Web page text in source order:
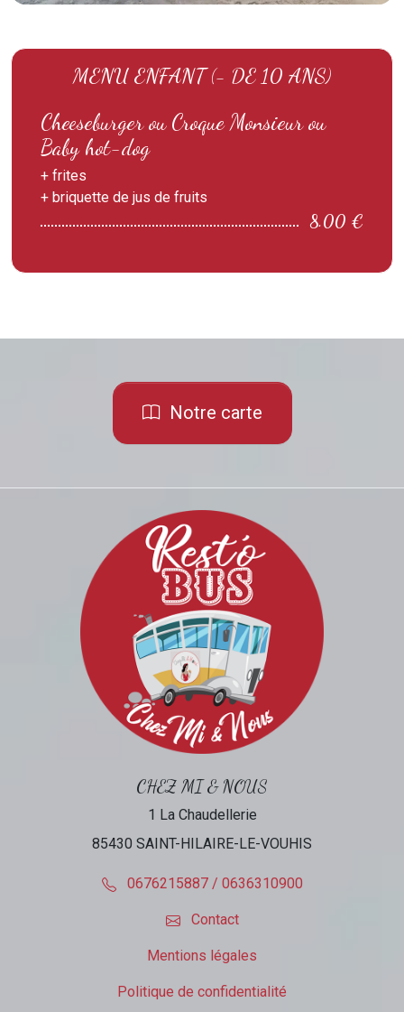
MENU ENFANT (- DE 10 ANS)
Cheeseburger ou Croque Monsieur ou
Baby hot-dog
+ frites
+ briquette de jus de fruits
8.00 €
Notre carte
CHEZ MI & NOUS
1 La Chaudellerie
85430 SAINT-HILAIRE-LE-VOUHIS
0676215887 / 0636310900
Contact
Mentions légales
Politique de confidentialité